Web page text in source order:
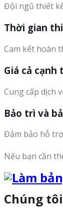
Đội ngũ thiết
Thời gian
Cam kết hoàn
Giá cả cạnh
Cung cấp dịch
Bảo trì và
Đảm bảo hỗ
Nếu bạn cần
Chúng